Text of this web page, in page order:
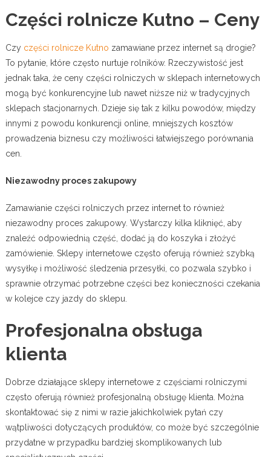
Części rolnicze Kutno – Ceny
Czy części rolnicze Kutno zamawiane przez internet są drogie?
To pytanie, które często nurtuje rolników. Rzeczywistość jest
jednak taka, że ceny części rolniczych w sklepach internetowych
mogą być konkurencyjne lub nawet niższe niż w tradycyjnych
sklepach stacjonarnych. Dzieje się tak z kilku powodów, między
innymi z powodu konkurencji online, mniejszych kosztów
prowadzenia biznesu czy możliwości łatwiejszego porównania
cen.
Niezawodny proces zakupowy
Zamawianie części rolniczych przez internet to również
niezawodny proces zakupowy. Wystarczy kilka kliknięć, aby
znaleźć odpowiednią część, dodać ją do koszyka i złożyć
zamówienie. Sklepy internetowe często oferują również szybką
wysyłkę i możliwość śledzenia przesyłki, co pozwala szybko i
sprawnie otrzymać potrzebne części bez konieczności czekania
w kolejce czy jazdy do sklepu.
Profesjonalna obsługa
klienta
Dobrze działające sklepy internetowe z częściami rolniczymi
często oferują również profesjonalną obsługę klienta. Można
skontaktować się z nimi w razie jakichkolwiek pytań czy
wątpliwości dotyczących produktów, co może być szczególnie
przydatne w przypadku bardziej skomplikowanych lub